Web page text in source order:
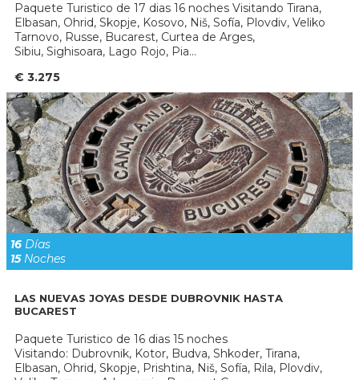
Paquete Turistico de 17 dias 16 noches Visitando Tirana,
Elbasan, Ohrid, Skopje, Kosovo, Niš, Sofía, Plovdiv, Veliko
Tarnovo, Russe, Bucarest, Curtea de Arges,
Sibiu, Sighisoara, Lago Rojo, Pia...
€ 3.275
16 Días
15Noches
LAS NUEVAS JOYAS DESDE DUBROVNIK HASTA
BUCAREST
Paquete Turistico de 16 dias 15 noches
Visitando: Dubrovnik, Kotor, Budva, Shkoder, Tirana,
Elbasan, Ohrid, Skopje, Prishtina, Niš, Sofía, Rila, Plovdiv,